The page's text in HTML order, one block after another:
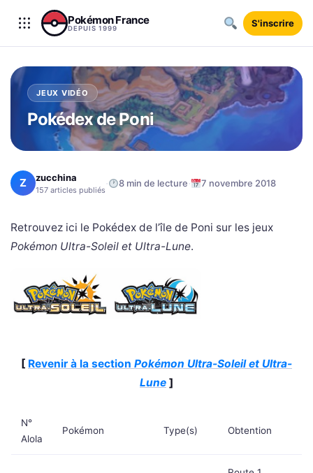
Aller au contenu
Pokémon France
DEPUIS 1999 S'inscrire
JEUX VIDÉO
Pokédex de Poni
Z zucchina
157 articles publiés · 8 min de lecture· 7 novembre 2018
Retrouvez ici le Pokédex de l’île de Poni sur les jeux
Pokémon Ultra-Soleil et Ultra-Lune.
[ Revenir à la section Pokémon Ultra-Soleil et Ultra-
Lune ]
N°
Alola
Pokémon Type(s) Obtention